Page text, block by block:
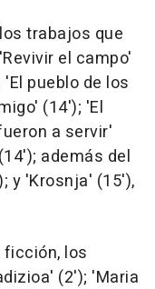
trabajos que
el campo'
pueblo de los
(14'); 'El
a servir'
además del
y 'Krosnja' (15'),
ficción, los
(2'); 'Maria